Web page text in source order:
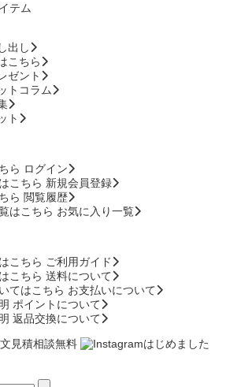
テム
出し
こちら
ゼント
トコラム
ト
ログイン
新規会員登録
閲覧履歴
お気に入り一覧
ご利用ガイド
送料について
お支払いについて
ポイントについて
返品交換について